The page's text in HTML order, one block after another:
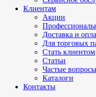
Клиентам
Акции
Доставка и
Для торговых
Стать клиентом
Статьи
Частые вопросы
Каталоги
Контакты